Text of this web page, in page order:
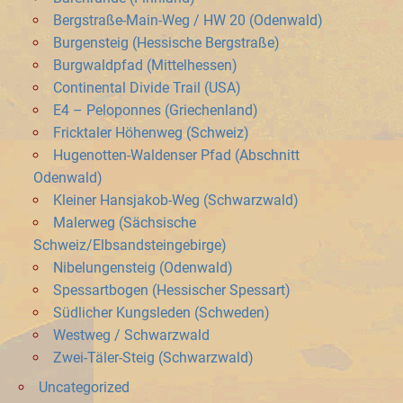
Bergstraße-Main-Weg / HW 20 (Odenwald)
Burgensteig (Hessische Bergstraße)
Burgwaldpfad (Mittelhessen)
Continental Divide Trail (USA)
E4 – Peloponnes (Griechenland)
Fricktaler Höhenweg (Schweiz)
Hugenotten-Waldenser Pfad (Abschnitt
Odenwald)
Kleiner Hansjakob-Weg (Schwarzwald)
Malerweg (Sächsische
Schweiz/Elbsandsteingebirge)
Nibelungensteig (Odenwald)
Spessartbogen (Hessischer Spessart)
Südlicher Kungsleden (Schweden)
Westweg / Schwarzwald
Zwei-Täler-Steig (Schwarzwald)
Uncategorized